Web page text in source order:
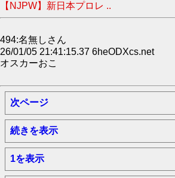
【NJPW】新日本プロレ ..
494:名無しさん
26/01/05 21:41:15.37 6heODXcs.net
オスカーおこ
次ページ
続きを表示
1を表示